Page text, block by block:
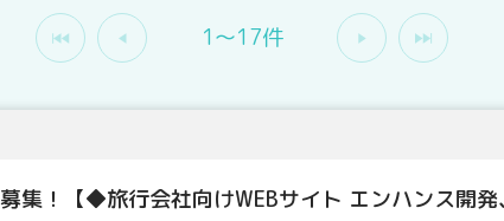
1〜17件
集！【◆旅行会社向けWEBサイト エンハンス開